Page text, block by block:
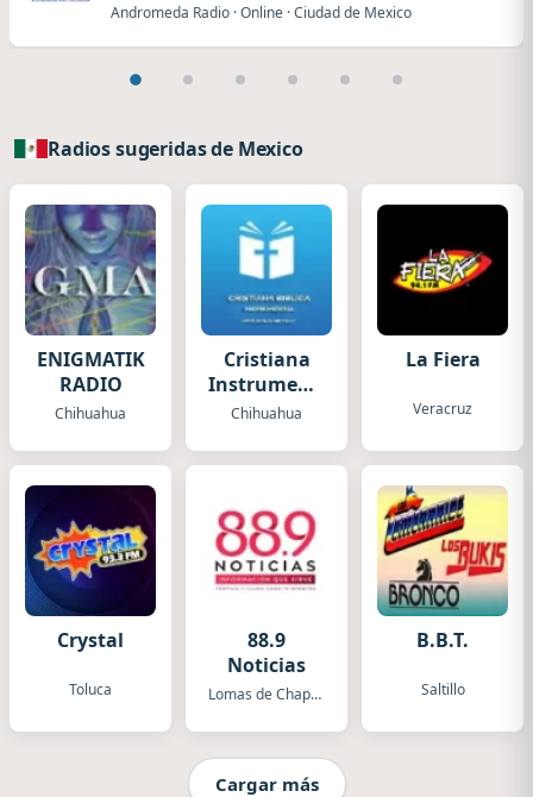
Andromeda Radio · Online · Ciudad de Mexico
Radios sugeridas de Mexico
ENIGMATIK
RADIO
Chihuahua
Cristiana
Instrumental
Biblica
Chihuahua
La Fiera
Veracruz
Crystal
Toluca
88.9
Noticias
Lomas de Chapultepec
B.B.T.
Saltillo
Cargar más